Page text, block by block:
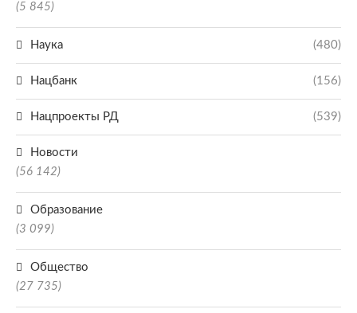
(5 845)
Наука (480)
Нацбанк (156)
Нацпроекты РД (539)
Новости
(56 142)
Образование
(3 099)
Общество
(27 735)